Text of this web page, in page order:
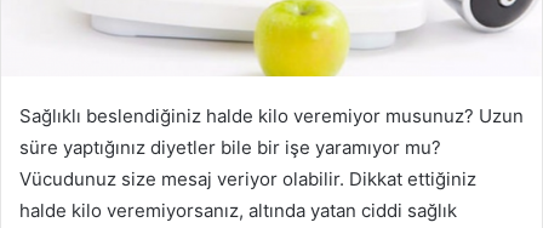
Sağlıklı beslendiğiniz halde kilo veremiyor musunuz? Uzun
süre yaptığınız diyetler bile bir işe yaramıyor mu?
Vücudunuz size mesaj veriyor olabilir. Dikkat ettiğiniz
halde kilo veremiyorsanız, altında yatan ciddi sağlık